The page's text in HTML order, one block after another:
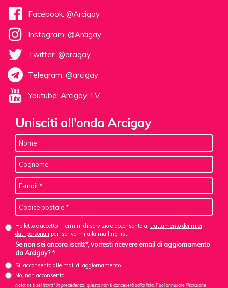
Facebook: @Arcigay
Instagram: @Arcigay
Twitter: @arcigay
Telegram: @arcigay
Youtube: Arcigay TV
Unisciti all'onda Arcigay
Ho letto e accetto i Termini di servizio e acconsento al trattamento dei miei
dati personali per iscrivermi alla mailing list
Se non sei ancora iscritt*, vorresti ricevere email di aggiornamento
da Arcigay? *
Sì, acconsento alle mail di aggiornamento
No, non acconsento
Nota: se ti sei iscritt* in precedenza, questo non ti cancellerà dalla lista. Puoi annullare l'iscrizione